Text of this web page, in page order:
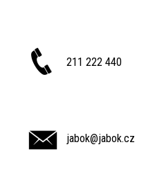
211 222 440
jabok@jabok.cz